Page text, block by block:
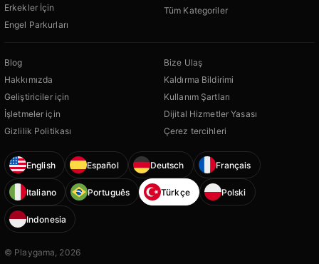
Erkekler İçin
Engel Parkurları
Tüm Kategoriler
Blog
Hakkımızda
Geliştiriciler için
İşletmeler için
Gizlilik Politikası
Bize Ulaş
Kaldırma Bildirimi
Kullanım Şartları
Dijital Hizmetler Yasası
Çerez tercihleri
English Español Deutsch Français
Italiano Português Türkçe Polski
Indonesia
© Playgama, 2026